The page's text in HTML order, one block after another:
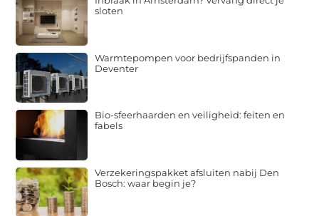
sloten
Warmtepompen voor bedrijfspanden in
Deventer
Bio-sfeerhaarden en veiligheid: feiten en
fabels
Verzekeringspakket afsluiten nabij Den
Bosch: waar begin je?